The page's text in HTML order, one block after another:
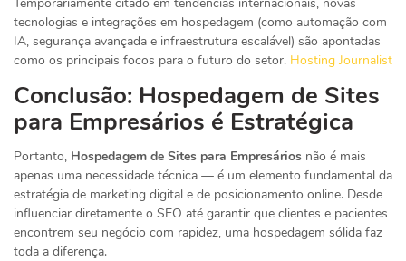
tecnologias e integrações em hospedagem (como automação com
IA, segurança avançada e infraestrutura escalável) são apontadas
como os principais focos para o futuro do setor. Hosting Journalist
Conclusão: Hospedagem de Sites
para Empresários é Estratégica
Portanto, Hospedagem de Sites para Empresários não é mais
apenas uma necessidade técnica — é um elemento fundamental da
estratégia de marketing digital e de posicionamento online. Desde
influenciar diretamente o SEO até garantir que clientes e pacientes
encontrem seu negócio com rapidez, uma hospedagem sólida faz
toda a diferença.